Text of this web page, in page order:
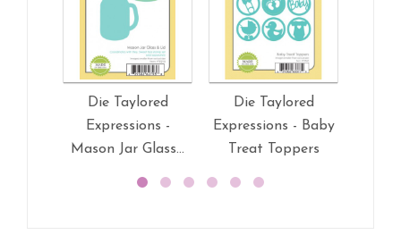
Die Taylored
Expressions -
Mason Jar Glass...
Die Taylored
Expressions - Baby
Treat Toppers